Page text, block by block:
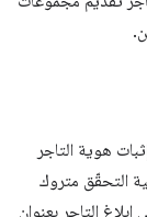
هوية التاجر
التحقّق متروك
التاجر بعنوان